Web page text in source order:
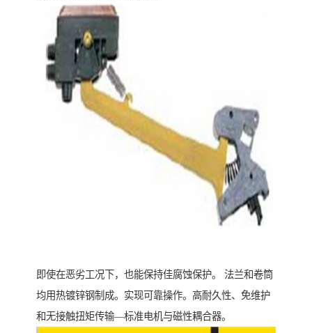
即使在恶劣工况下，也能保持佳腐蚀保护。 法兰和卷筒
均用热镀锌钢制成。实现可靠操作。高耐久性、免维护
和无接触扭矩传输—标准电机与磁性耦合器。